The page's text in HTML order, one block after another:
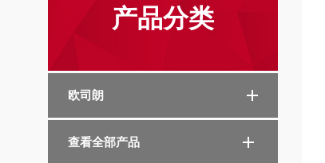
产品分类
欧司朗
查看全部产品